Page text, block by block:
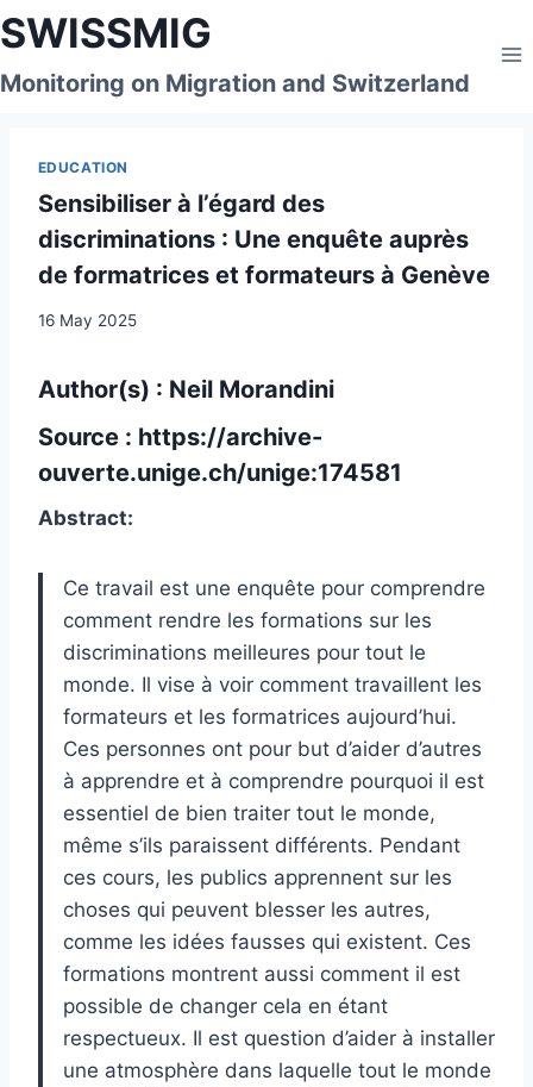
Skip
to
content
SWISSMIG
Monitoring on Migration and Switzerland
EDUCATION
Sensibiliser à l’égard des
discriminations : Une enquête auprès
de formatrices et formateurs à Genève
16 May 2025
Author(s) : Neil Morandini
Source : https://archive-
ouverte.unige.ch/unige:174581
Abstract:
Ce travail est une enquête pour comprendre
comment rendre les formations sur les
discriminations meilleures pour tout le
monde. Il vise à voir comment travaillent les
formateurs et les formatrices aujourd’hui.
Ces personnes ont pour but d’aider d’autres
à apprendre et à comprendre pourquoi il est
essentiel de bien traiter tout le monde,
même s’ils paraissent différents. Pendant
ces cours, les publics apprennent sur les
choses qui peuvent blesser les autres,
comme les idées fausses qui existent. Ces
formations montrent aussi comment il est
possible de changer cela en étant
respectueux. Il est question d’aider à installer
une atmosphère dans laquelle tout le monde